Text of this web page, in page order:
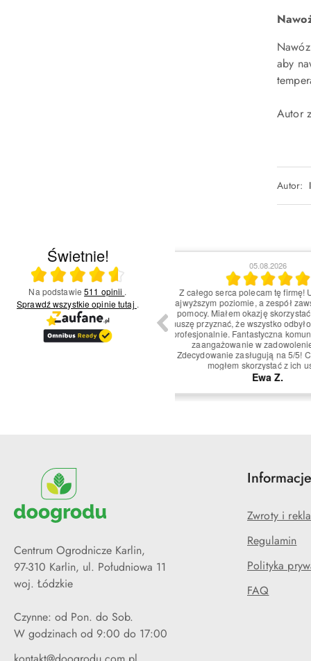
aby
Autor
Autor:
Świetnie!
Ocena średnia 4.6 na 5
Na podstawie511 opinii .
Sprawdź wszystkie opinietutaj .
04.08.2026
oceniam usługi tej firmy na 5/5.
było naprawdę pozytywne!
podejście zespołu oraz szybka
potrzeby klienta robią dużą różnicę.
obsługi był starannie przemyślany i
co sprawiło, że czułem się wyjątkowo.
02.08.2026
Fantastyczne
najwyższym poziomie, a
pomocy. Czułem się
klient. Szybka i skuteczna
wszystko przebiegło
wrócę i polecę znajomym!
i profesjonalizm. 5/5 to
ocena!
Anna S.
Centrum Ogrodnicze Karlin,
97-310 Karlin, ul. Południowa 11
woj. Łódzkie
Czynne: od Pon. do Sob.
W godzinach od 9:00 do 17:00
Informacje
Zwroty i
Regulamin
Polityka
FAQ